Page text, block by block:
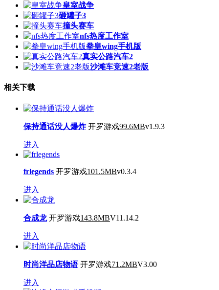
皇室战争
砸罐子3
撞头赛车
nfs热度工作室
拳皇wing手机版
真实公路汽车2
沙滩车竞速2老版
相关下载
保持通话没人爆炸 开罗游戏99.6MBv1.9.3
进入
frlegends 开罗游戏101.5MBv0.3.4
进入
合成龙 开罗游戏143.8MBV11.14.2
进入
时尚洋品店物语 开罗游戏71.2MBV3.00
进入